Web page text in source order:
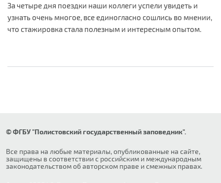
За четыре дня поездки наши коллеги успели увидеть и
узнать очень многое, все единогласно сошлись во мнении,
что стажировка стала полезным и интересным опытом.
© ФГБУ "Полистовский государственный заповедник".
Все права на любые материалы, опубликованные на сайте,
защищены в соответствии с российским и международным
законодательством об авторском праве и смежных правах.